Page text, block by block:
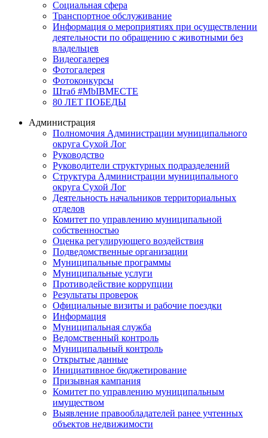
Социальная сфера
Транспортное обслуживание
Информация о мероприятиях при осуществлении
деятельности по обращению с животными без
владельцев
Видеогалерея
Фотогалерея
Фотоконкурсы
Штаб #MbIBMECTE
80 ЛЕТ ПОБЕДЫ
Администрация
Полномочия Администрации муниципального
округа Сухой Лог
Руководство
Руководители структурных подразделений
Структура Администрации муниципального
округа Сухой Лог
Деятельность начальников территориальных
отделов
Комитет по управлению муниципальной
собственностью
Оценка регулирующего воздействия
Подведомственные организации
Муниципальные программы
Муниципальные услуги
Противодействие коррупции
Результаты проверок
Официальные визиты и рабочие поездки
Информация
Муниципальная служба
Ведомственный контроль
Муниципальный контроль
Открытые данные
Инициативное бюджетирование
Призывная кампания
Комитет по управлению муниципальным
имуществом
Выявление правообладателей ранее учтенных
объектов недвижимости